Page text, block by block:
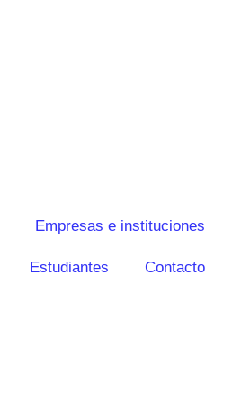
Empresas e instituciones
Estudiantes Contacto